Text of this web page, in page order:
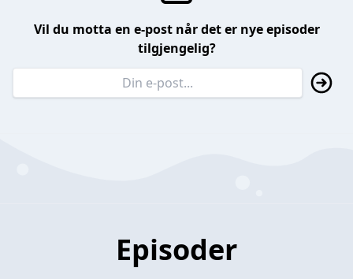
Vil du motta en e-post når det er nye episoder
tilgjengelig?
Episoder